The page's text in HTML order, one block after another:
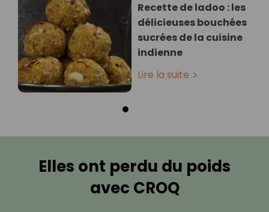
Recette de ladoo : les
délicieuses bouchées
sucrées de la cuisine
indienne
Lire la suite
Elles ont perdu du poids
avec CROQ